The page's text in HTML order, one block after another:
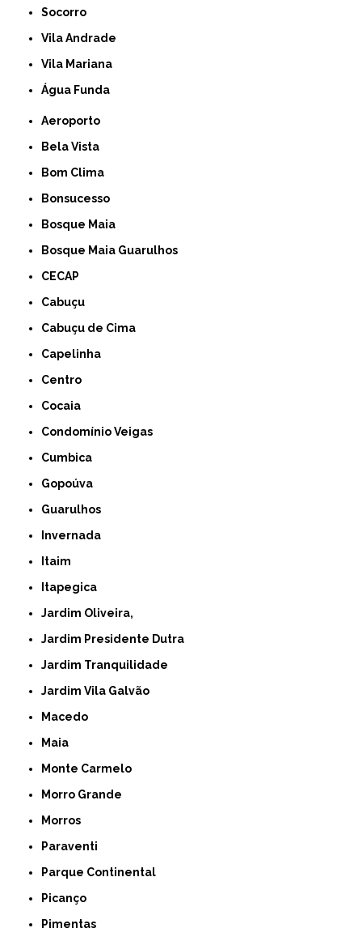
Socorro
Vila Andrade
Vila Mariana
Água Funda
Aeroporto
Bela Vista
Bom Clima
Bonsucesso
Bosque Maia
Bosque Maia Guarulhos
CECAP
Cabuçu
Cabuçu de Cima
Capelinha
Centro
Cocaia
Condomínio Veigas
Cumbica
Gopoúva
Guarulhos
Invernada
Itaim
Itapegica
Jardim Oliveira,
Jardim Presidente Dutra
Jardim Tranquilidade
Jardim Vila Galvão
Macedo
Maia
Monte Carmelo
Morro Grande
Morros
Paraventi
Parque Continental
Picanço
Pimentas